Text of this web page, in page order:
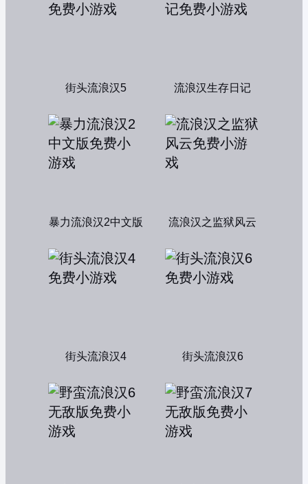
街头流浪汉5 流浪汉生存日记
暴力流浪汉2中文版 流浪汉之监狱风云
街头流浪汉4 街头流浪汉6